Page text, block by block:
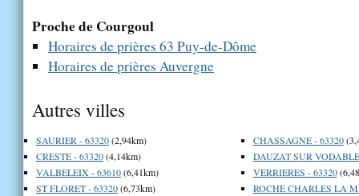
Proche de Courgoul
Horaires de prières 63 Puy-de-Dôme
Horaires de prières Auvergne
Autres villes
SAURIER - 63320(2,94km)
CRESTE - 63320(4,14km)
VALBELEIX - 63610(6,41km)
ST FLORET - 63320(6,73km)
CHASSAGNE - 63320
DAUZAT SUR
VERRIERES - 63320
ROCHE CHARLES LA